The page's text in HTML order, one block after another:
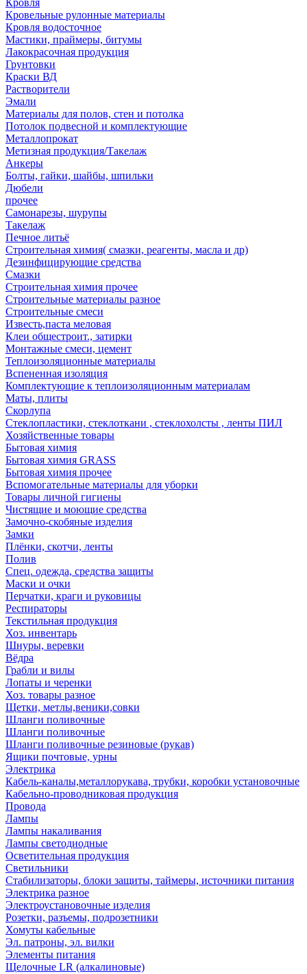
Кровля
Кровельные рулонные материалы
Кровля водосточное
Мастики, праймеры, битумы
Лакокрасочная продукция
Грунтовки
Краски ВД
Растворители
Эмали
Материалы для полов, стен и потолка
Потолок подвесной и комплектующие
Металлопрокат
Метизная продукция/Такелаж
Анкеры
Болты, гайки, шайбы, шпильки
Дюбели
прочее
Самонарезы, шурупы
Такелаж
Печное литьё
Строительная химия( смазки, реагенты, масла и др)
Дезинфицирующие средства
Смазки
Строительная химия прочее
Строительные материалы разное
Строительные смеси
Известь,паста меловая
Клеи общестроит., затирки
Монтажные смеси, цемент
Теплоизоляционные материалы
Вспененная изоляция
Комплектующие к теплоизоляционным материалам
Маты, плиты
Скорлупа
Стеклопластики, стеклоткани , стеклохолсты , ленты ПИЛ
Хозяйственные товары
Бытовая химия
Бытовая химия GRASS
Бытовая химия прочее
Вспомогательные материалы для уборки
Товары личной гигиены
Чистящие и моющие средства
Замочно-скобяные изделия
Замки
Плёнки, скотчи, ленты
Полив
Спец. одежда, средства защиты
Маски и очки
Перчатки, краги и руковицы
Респираторы
Текстильная продукция
Хоз. инвентарь
Шнуры, веревки
Вёдра
Грабли и вилы
Лопаты и черенки
Хоз. товары разное
Щетки, метлы,веники,совки
Шланги поливочные
Шланги поливочные
Шланги поливочные резиновые (рукав)
Ящики почтовые, урны
Электрика
Кабель-каналы,металлорукава, трубки, коробки установочные
Кабельно-проводниковая продукция
Провода
Лампы
Лампы накаливания
Лампы светодиодные
Осветительная продукция
Светильники
Стабилизаторы, блоки защиты, таймеры, источники питания
Электрика разное
Электроустановочные изделия
Розетки, разъемы, подрозетники
Хомуты кабельные
Эл. патроны, эл. вилки
Элементы питания
Щелочные LR (алкалиновые)